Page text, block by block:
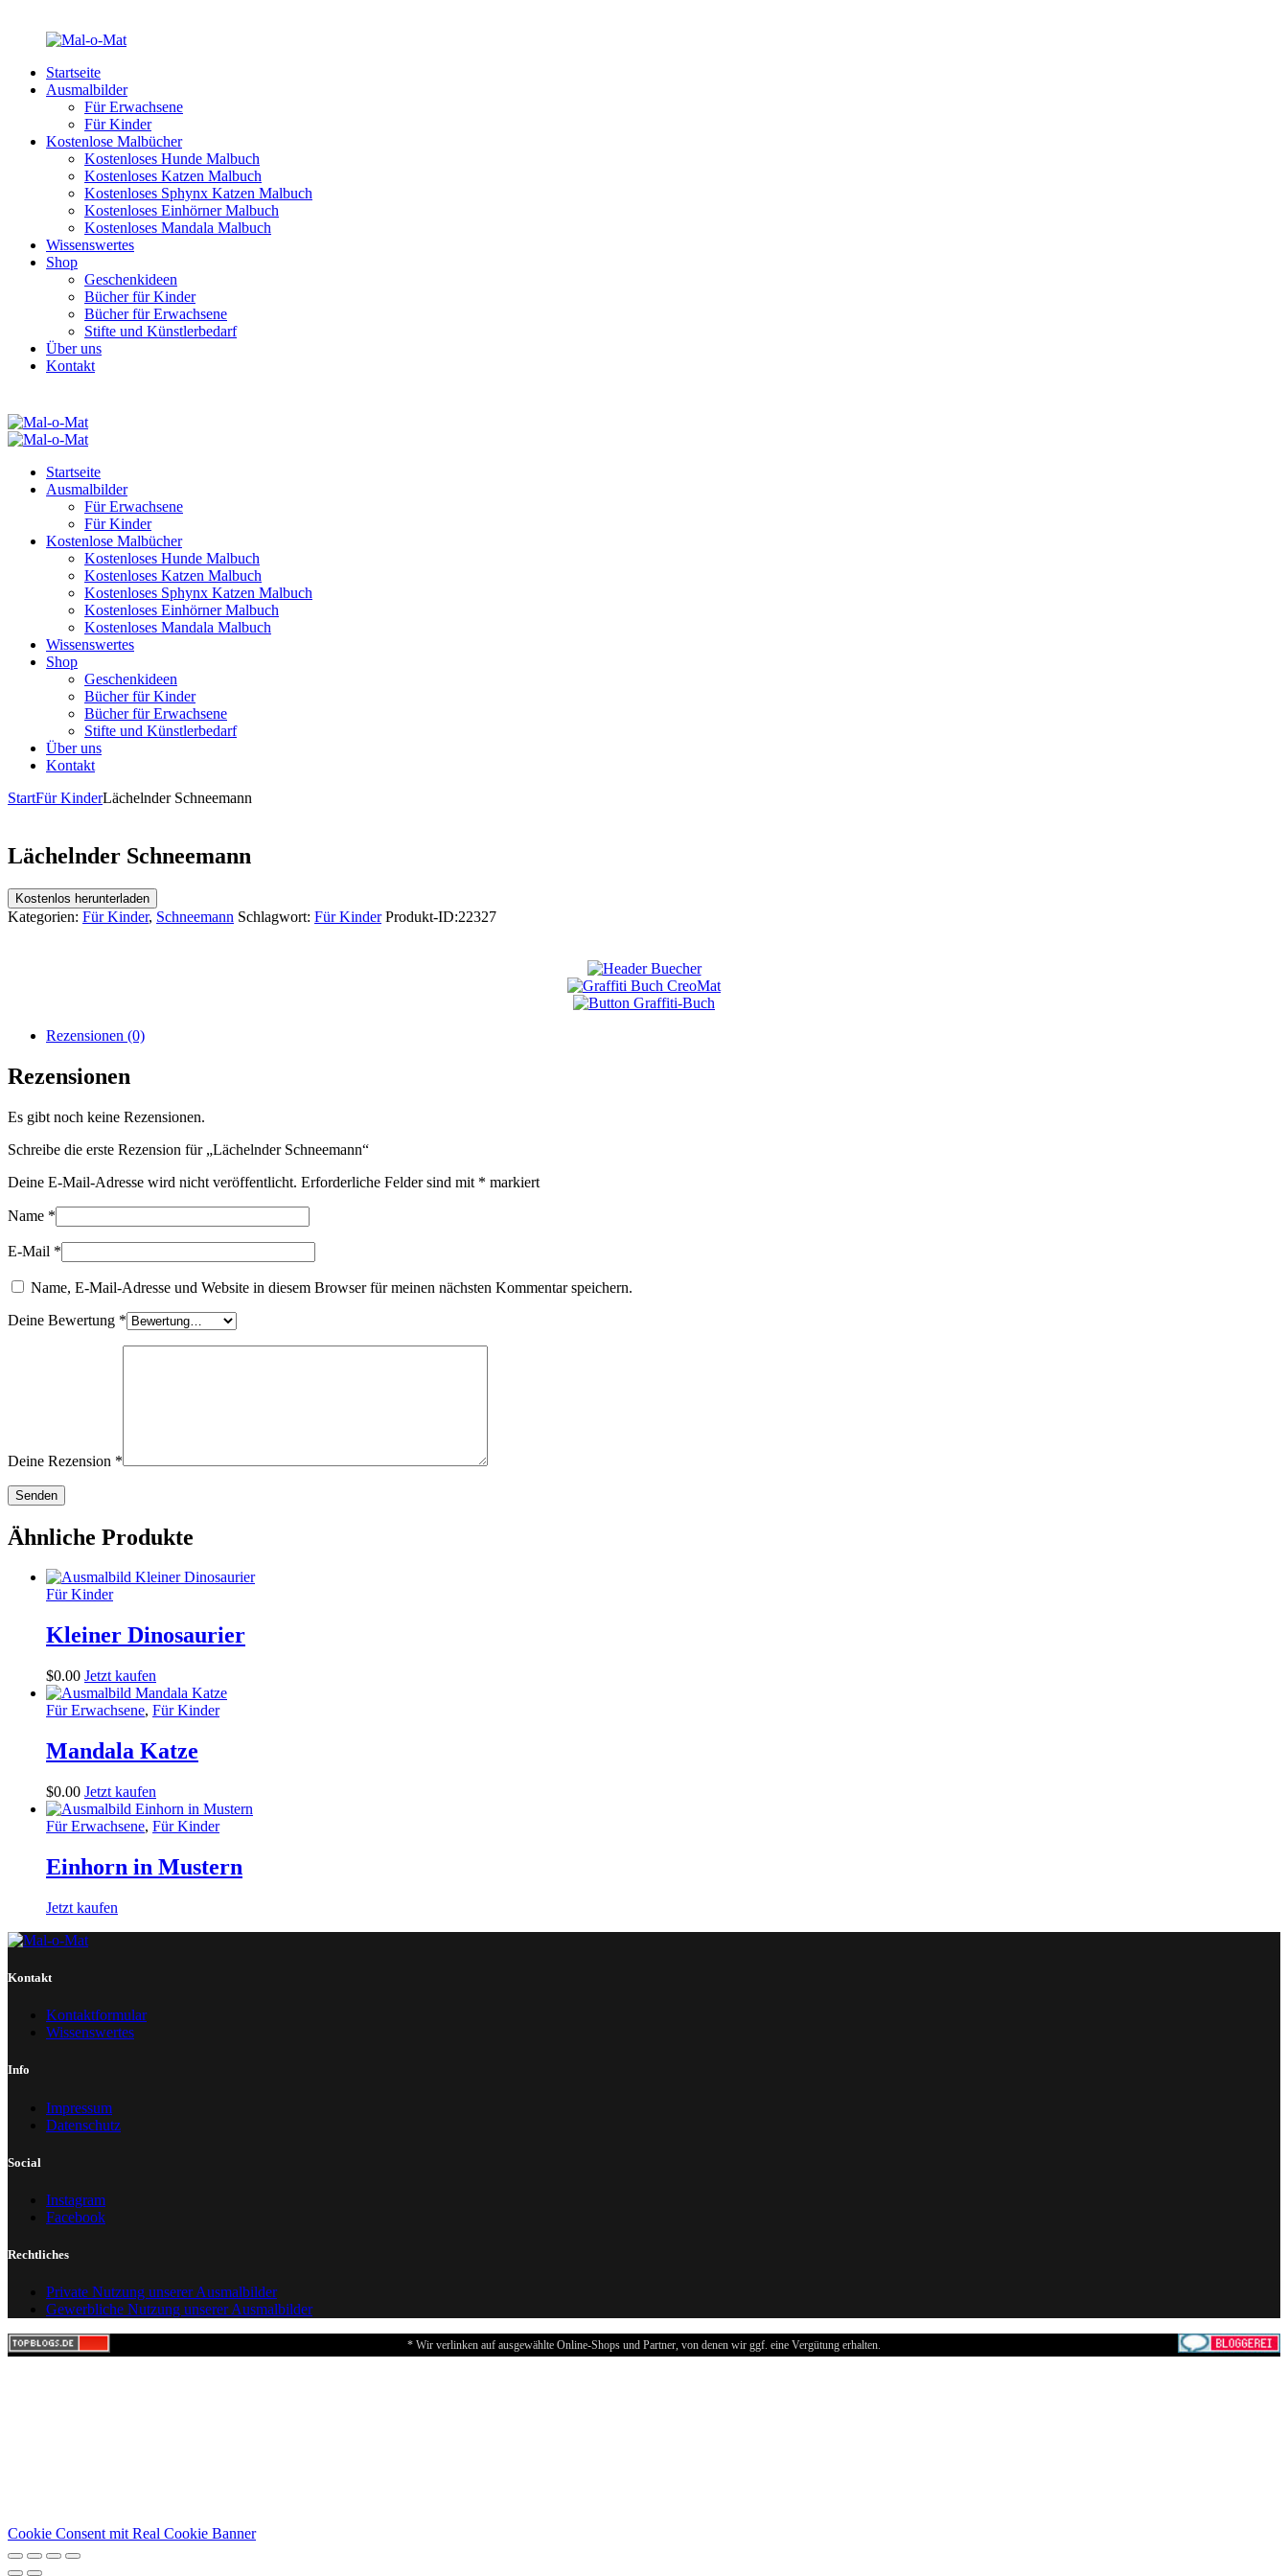
Startseite
Ausmalbilder
Für Erwachsene
Für Kinder
Kostenlose Malbücher
Kostenloses Hunde Malbuch
Kostenloses Katzen Malbuch
Kostenloses Sphynx Katzen Malbuch
Kostenloses Einhörner Malbuch
Kostenloses Mandala Malbuch
Wissenswertes
Shop
Geschenkideen
Bücher für Kinder
Bücher für Erwachsene
Stifte und Künstlerbedarf
Über uns
Kontakt
Startseite
Ausmalbilder
Für Erwachsene
Für Kinder
Kostenlose Malbücher
Kostenloses Hunde Malbuch
Kostenloses Katzen Malbuch
Kostenloses Sphynx Katzen Malbuch
Kostenloses Einhörner Malbuch
Kostenloses Mandala Malbuch
Wissenswertes
Shop
Geschenkideen
Bücher für Kinder
Bücher für Erwachsene
Stifte und Künstlerbedarf
Über uns
Kontakt
StartFür KinderLächelnder Schneemann
Lächelnder Schneemann
Kostenlos herunterladen
Kategorien: Für Kinder, Schneemann Schlagwort: Für Kinder Produkt-ID:22327
Rezensionen (0)
Rezensionen
Es gibt noch keine Rezensionen.
Schreibe die erste Rezension für „Lächelnder Schneemann“
Deine E-Mail-Adresse wird nicht veröffentlicht. Erforderliche Felder sind mit * markiert
Name *
E-Mail *
Name, E-Mail-Adresse und Website in diesem Browser für meinen nächsten Kommentar speichern.
Deine Bewertung *
Deine Rezension *
Ähnliche Produkte
Für Kinder
Kleiner Dinosaurier
$0.00 Jetzt kaufen
Für Erwachsene, Für Kinder
Mandala Katze
$0.00 Jetzt kaufen
Für Erwachsene, Für Kinder
Einhorn in Mustern
Jetzt kaufen
Kontakt
Kontaktformular
Wissenswertes
Info
Impressum
Datenschutz
Social
Instagram
Facebook
Rechtliches
Private Nutzung unserer Ausmalbilder
Gewerbliche Nutzung unserer Ausmalbilder
* Wir verlinken auf ausgewählte Online-Shops und Partner, von denen wir ggf. eine Vergütung erhalten.
Cookie Consent mit Real Cookie Banner